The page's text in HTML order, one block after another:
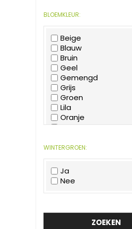
December
BLOEMKLEUR:
Beige
Blauw
Bruin
Geel
Gemengd
Grijs
Groen
Lila
Oranje
Paars
Roze
Wit
Zwart
WINTERGROEN:
Ja
Nee